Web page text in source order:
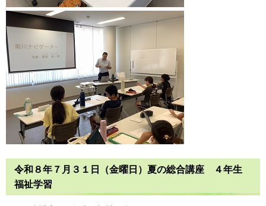
令和８年７月３１日（金曜日）夏の総合講座 ４年生
福祉学習